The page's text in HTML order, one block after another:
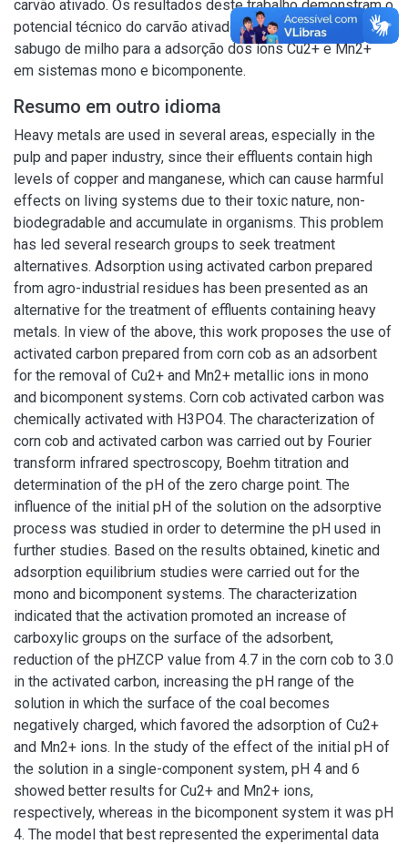
carvão ativado. Os resultados deste trabalho demonstram o
potencial técnico do carvão ativado preparado a partir do
sabugo de milho para a adsorção dos íons Cu2+ e Mn2+
em sistemas mono e bicomponente.
Resumo em outro idioma
Heavy metals are used in several areas, especially in the
pulp and paper industry, since their effluents contain high
levels of copper and manganese, which can cause harmful
effects on living systems due to their toxic nature, non-
biodegradable and accumulate in organisms. This problem
has led several research groups to seek treatment
alternatives. Adsorption using activated carbon prepared
from agro-industrial residues has been presented as an
alternative for the treatment of effluents containing heavy
metals. In view of the above, this work proposes the use of
activated carbon prepared from corn cob as an adsorbent
for the removal of Cu2+ and Mn2+ metallic ions in mono
and bicomponent systems. Corn cob activated carbon was
chemically activated with H3PO4. The characterization of
corn cob and activated carbon was carried out by Fourier
transform infrared spectroscopy, Boehm titration and
determination of the pH of the zero charge point. The
influence of the initial pH of the solution on the adsorptive
process was studied in order to determine the pH used in
further studies. Based on the results obtained, kinetic and
adsorption equilibrium studies were carried out for the
mono and bicomponent systems. The characterization
indicated that the activation promoted an increase of
carboxylic groups on the surface of the adsorbent,
reduction of the pHZCP value from 4.7 in the corn cob to 3.0
in the activated carbon, increasing the pH range of the
solution in which the surface of the coal becomes
negatively charged, which favored the adsorption of Cu2+
and Mn2+ ions. In the study of the effect of the initial pH of
the solution in a single-component system, pH 4 and 6
showed better results for Cu2+ and Mn2+ ions,
respectively, whereas in the bicomponent system it was pH
4. The model that best represented the experimental data